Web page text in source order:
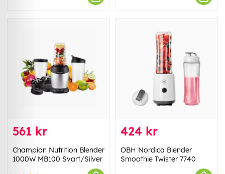
561 kr
Champion Nutrition Blender
1000W MB100 Svart/Silver
424 kr
OBH Nordica Blender
Smoothie Twister 7740